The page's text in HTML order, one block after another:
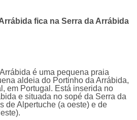
fica na Serra da Arrábida
é uma pequena praia
aldeia do Portinho da Arrábida,
em Portugal. Está inserida no
e situada no sopé da Serra da
de Alpertuche (a oeste) e de